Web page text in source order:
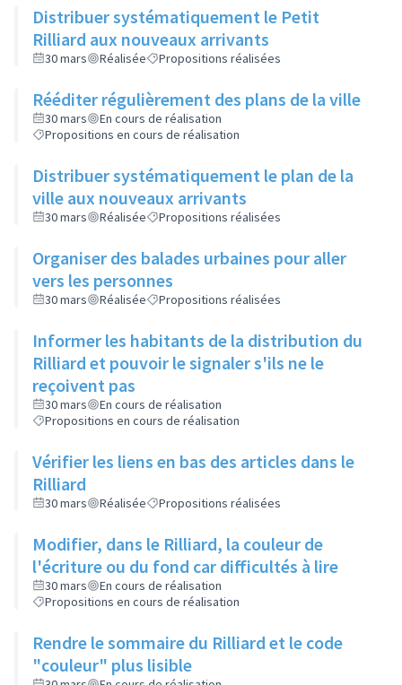
Distribuer systématiquement le Petit
Rilliard aux nouveaux arrivants
30 mars Réalisée Propositions réalisées
Rééditer régulièrement des plans de la ville
30 mars
En cours de réalisation
Propositions en cours de réalisation
Distribuer systématiquement le plan de la
ville aux nouveaux arrivants
30 mars Réalisée Propositions réalisées
Organiser des balades urbaines pour aller
vers les personnes
30 mars Réalisée Propositions réalisées
Informer les habitants de la distribution du
Rilliard et pouvoir le signaler s'ils ne le
reçoivent pas
30 mars
En cours de réalisation
Propositions en cours de réalisation
Vérifier les liens en bas des articles dans le
Rilliard
30 mars Réalisée Propositions réalisées
Modifier, dans le Rilliard, la couleur de
l'écriture ou du fond car difficultés à lire
30 mars
En cours de réalisation
Propositions en cours de réalisation
Rendre le sommaire du Rilliard et le code
"couleur" plus lisible